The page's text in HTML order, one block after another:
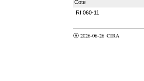
Cote
Rf 060-11
Ⓐ 2026-06-26 CIRA